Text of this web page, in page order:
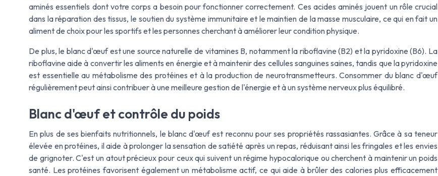
aminés essentiels dont votre corps a besoin pour fonctionner correctement. Ces acides aminés jouent un rôle crucial
dans la réparation des tissus, le soutien du système immunitaire et le maintien de la masse musculaire, ce qui en fait un
aliment de choix pour les sportifs et les personnes cherchant à améliorer leur condition physique.
De plus, le blanc d'œuf est une source naturelle de vitamines B, notamment la riboflavine (B2) et la pyridoxine (B6). La
riboflavine aide à convertir les aliments en énergie et à maintenir des cellules sanguines saines, tandis que la pyridoxine
est essentielle au métabolisme des protéines et à la production de neurotransmetteurs. Consommer du blanc d'œuf
régulièrement peut ainsi contribuer à une meilleure gestion de l'énergie et à un système nerveux plus équilibré.
Blanc d'œuf et contrôle du poids
En plus de ses bienfaits nutritionnels, le blanc d'œuf est reconnu pour ses propriétés rassasiantes. Grâce à sa teneur
élevée en protéines, il aide à prolonger la sensation de satiété après un repas, réduisant ainsi les fringales et les envies
de grignoter. C'est un atout précieux pour ceux qui suivent un régime hypocalorique ou cherchent à maintenir un poids
santé. Les protéines favorisent également un métabolisme actif, ce qui aide à brûler des calories plus efficacement